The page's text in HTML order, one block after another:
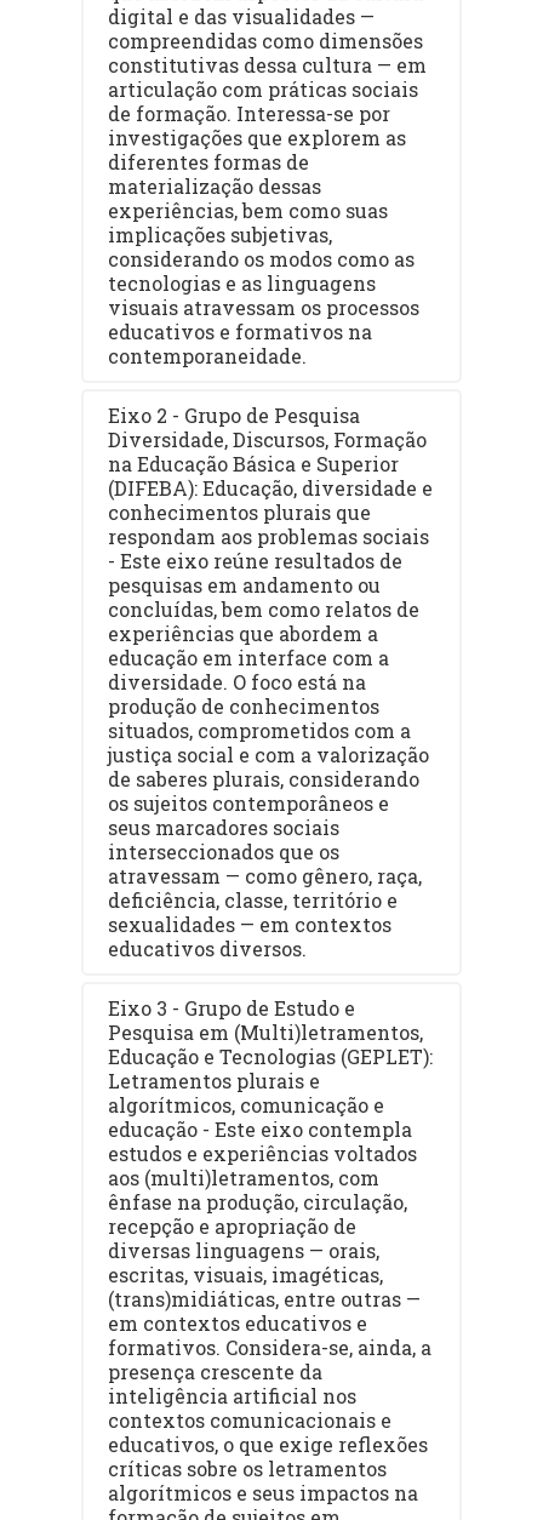
digital e das visualidades —
compreendidas como dimensões
constitutivas dessa cultura — em
articulação com práticas sociais
de formação. Interessa-se por
investigações que explorem as
diferentes formas de
materialização dessas
experiências, bem como suas
implicações subjetivas,
considerando os modos como as
tecnologias e as linguagens
visuais atravessam os processos
educativos e formativos na
contemporaneidade.
Eixo 2 - Grupo de Pesquisa
Diversidade, Discursos, Formação
na Educação Básica e Superior
(DIFEBA): Educação, diversidade e
conhecimentos plurais que
respondam aos problemas sociais
- Este eixo reúne resultados de
pesquisas em andamento ou
concluídas, bem como relatos de
experiências que abordem a
educação em interface com a
diversidade. O foco está na
produção de conhecimentos
situados, comprometidos com a
justiça social e com a valorização
de saberes plurais, considerando
os sujeitos contemporâneos e
seus marcadores sociais
interseccionados que os
atravessam — como gênero, raça,
deficiência, classe, território e
sexualidades — em contextos
educativos diversos.
Eixo 3 - Grupo de Estudo e
Pesquisa em (Multi)letramentos,
Educação e Tecnologias (GEPLET):
Letramentos plurais e
algorítmicos, comunicação e
educação - Este eixo contempla
estudos e experiências voltados
aos (multi)letramentos, com
ênfase na produção, circulação,
recepção e apropriação de
diversas linguagens — orais,
escritas, visuais, imagéticas,
(trans)midiáticas, entre outras —
em contextos educativos e
formativos. Considera-se, ainda, a
presença crescente da
inteligência artificial nos
contextos comunicacionais e
educativos, o que exige reflexões
críticas sobre os letramentos
algorítmicos e seus impactos na